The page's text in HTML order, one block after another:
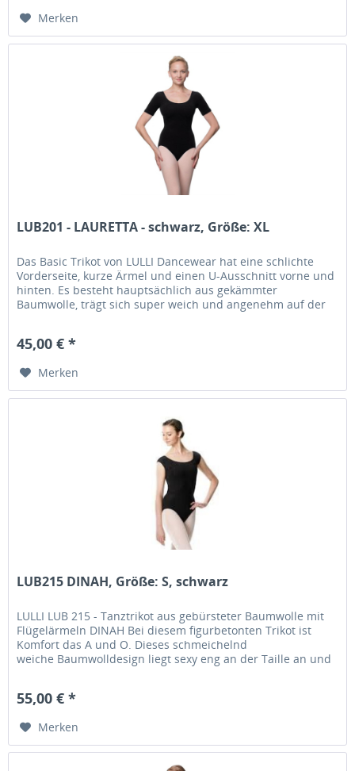
Merken
LUB201 - LAURETTA - schwarz, Größe: XL
Das Basic Trikot von LULLI Dancewear hat eine schlichte
Vorderseite, kurze Ärmel und einen U-Ausschnitt vorne und
hinten. Es besteht hauptsächlich aus gekämmter
Baumwolle, trägt sich super weich und angenehm auf der
45,00 € *
Merken
LUB215 DINAH, Größe: S, schwarz
LULLI LUB 215 - Tanztrikot aus gebürsteter Baumwolle mit
Flügelärmeln DINAH Bei diesem figurbetonten Trikot ist
Komfort das A und O. Dieses schmeichelnd
weiche Baumwolldesign liegt sexy eng an der Taille an und
55,00 € *
Merken